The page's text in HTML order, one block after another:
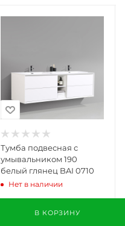
В КОРЗИНУ
Тумба подвесная с
умывальником 190
белый глянец BAI 0710
Нет в наличии